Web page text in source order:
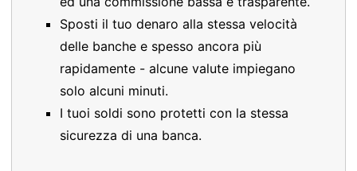
Sposti il tuo denaro alla stessa velocità
delle banche e spesso ancora più
rapidamente - alcune valute impiegano
solo alcuni minuti.
I tuoi soldi sono protetti con la stessa
sicurezza di una banca.